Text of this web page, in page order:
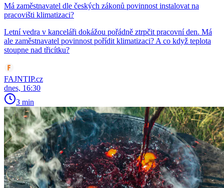
Má zaměstnavatel dle českých zákonů povinnost instalovat na
pracovišti klimatizaci?
Letní vedra v kanceláři dokážou pořádně ztrpčit pracovní den. Má
ale zaměstnavatel povinnost pořídit klimatizaci? A co když teplota
stoupne nad třicítku?
FAJNTIP.cz
dnes, 16:30
3 min